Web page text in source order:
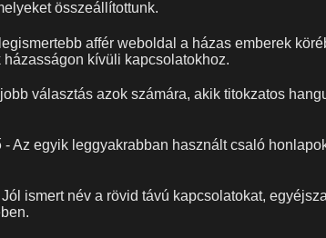
összeállítottunk.
affér weboldal a házas emberek
házasságon kívüli kapcsolatokhoz.
választás azok számára, akik titokzatos
- Az egyik leggyakrabban használt csaló
Jól ismert név a rövid távú kapcsolatokat,